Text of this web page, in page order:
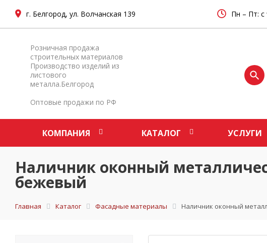
г. Белгород, ул. Волчанская 139 Пн – Пт: с
Розничная продажа
строительных материалов
Производство изделий из
листового
металла.Белгород
Оптовые продажи по РФ
КОМПАНИЯ КАТАЛОГ УСЛУГИ
Наличник оконный
бежевый
Главная Каталог Фасадные материалы Наличник оконный